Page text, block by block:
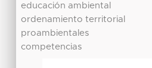
educación ambiental
ordenamiento territorial
proambientales
competencias